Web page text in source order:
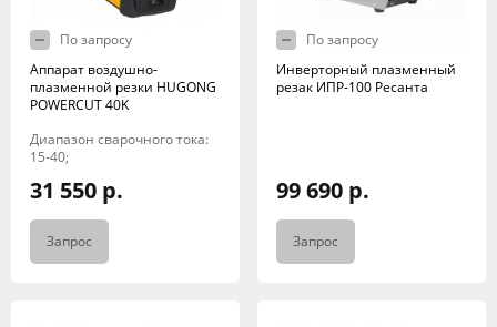
По запросу
Аппарат воздушно-
плазменной резки HUGONG
POWERCUT 40K
Диапазон сварочного тока:
15-40;
31 550 р.
Запрос
По запросу
Инверторный плазменный
резак ИПР-100 Ресанта
99 690 р.
Запрос